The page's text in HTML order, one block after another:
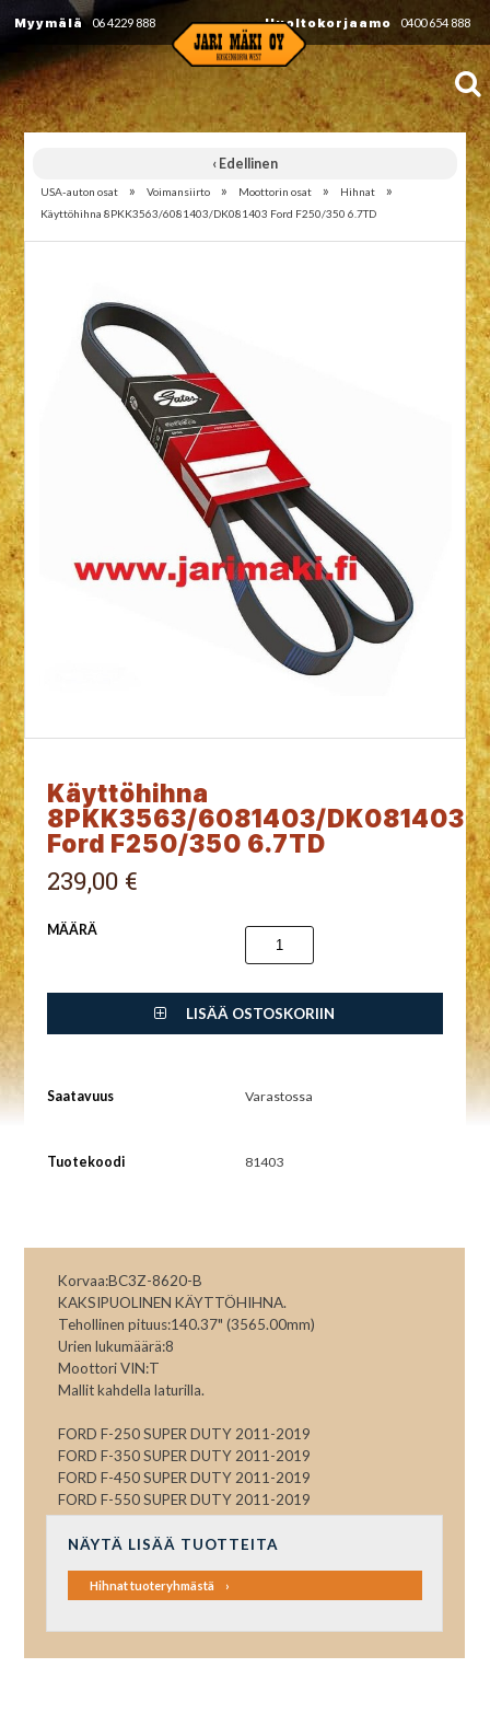
Myymälä 06 4229 888 Huoltokorjaamo 0400 654 888
‹ Edellinen
USA-auton osat » Voimansiirto » Moottorin osat » Hihnat »
Käyttöhihna 8PKK3563/6081403/DK081403 Ford F250/350 6.7TD
Käyttöhihna
8PKK3563/6081403/DK081403
Ford F250/350 6.7TD
239,00 €
MÄÄRÄ
LISÄÄ OSTOSKORIIN
Saatavuus Varastossa
Tuotekoodi 81403
Korvaa:BC3Z-8620-B
KAKSIPUOLINEN KÄYTTÖHIHNA.
Tehollinen pituus:140.37" (3565.00mm)
Urien lukumäärä:8
Moottori VIN:T
Mallit kahdella laturilla.
FORD F-250 SUPER DUTY 2011-2019
FORD F-350 SUPER DUTY 2011-2019
FORD F-450 SUPER DUTY 2011-2019
FORD F-550 SUPER DUTY 2011-2019
NÄYTÄ LISÄÄ TUOTTEITA
Hihnat tuoteryhmästä